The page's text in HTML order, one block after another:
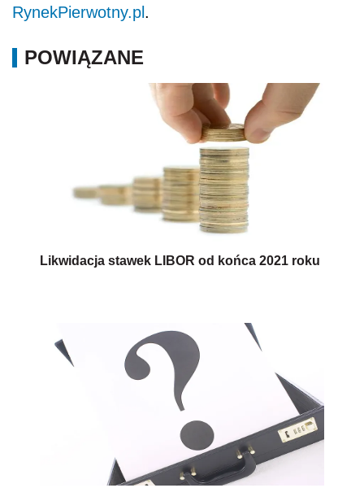
RynekPierwotny.pl .
POWIĄZANE
Likwidacja stawek LIBOR od końca 2021 roku